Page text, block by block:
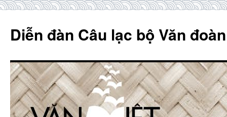
content
Diễn đàn Câu lạc bộ Văn